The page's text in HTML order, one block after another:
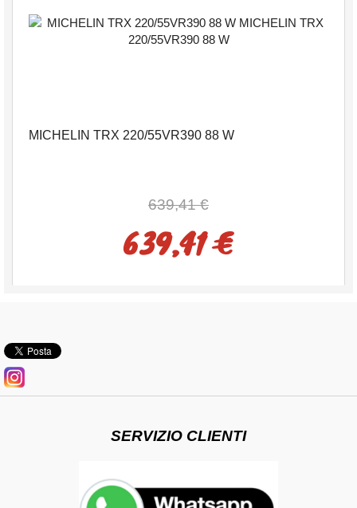
MICHELIN TRX 220/55VR390 88 W
639,41 €
639,41 €
SERVIZIO CLIENTI